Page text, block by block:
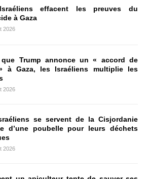
effacent les preuves du
à Gaza
2026
Trump annonce un « accord de
à Gaza, les Israéliens multiplie les
2026
se servent de la Cisjordanie
d’une poubelle pour leurs déchets
2026